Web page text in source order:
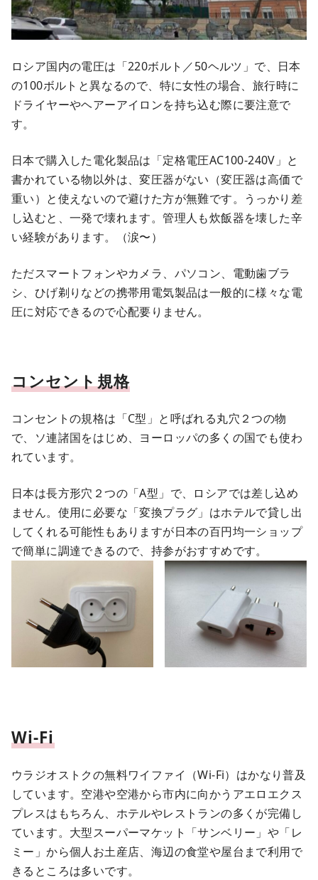
ロシア国内の電圧は「220ボルト／50ヘルツ」で、日本
の100ボルトと異なるので、特に女性の場合、旅行時に
ドライヤーやヘアーアイロンを持ち込む際に要注意で
す。
日本で購入した電化製品は「定格電圧AC100-240V」と
書かれている物以外は、変圧器がない（変圧器は高価で
重い）と使えないので避けた方が無難です。うっかり差
し込むと、一発で壊れます。管理人も炊飯器を壊した辛
い経験があります。（涙〜）
ただスマートフォンやカメラ、パソコン、電動歯ブラ
シ、ひげ剃りなどの携帯用電気製品は一般的に様々な電
圧に対応できるので心配要りません。
コンセント規格
コンセントの規格は「C型」と呼ばれる丸穴２つの物
で、ソ連諸国をはじめ、ヨーロッパの多くの国でも使わ
れています。
日本は長方形穴２つの「A型」で、ロシアでは差し込め
ません。使用に必要な「変換プラグ」はホテルで貸し出
してくれる可能性もありますが日本の百円均一ショップ
で簡単に調達できるので、持参がおすすめです。
Wi-Fi
ウラジオストクの無料ワイファイ（Wi-Fi）はかなり普及
しています。空港や空港から市内に向かうアエロエクス
プレスはもちろん、ホテルやレストランの多くが完備し
ています。大型スーパーマケット「サンベリー」や「レ
ミー」から個人お土産店、海辺の食堂や屋台まで利用で
きるところは多いです。